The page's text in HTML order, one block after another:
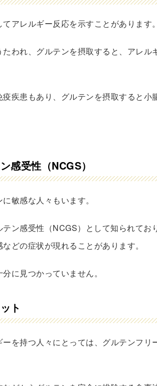
アレルギー反応を示すことがあります。
われ、グルテンを摂取すると、アレル
疾患もあり、グルテンを摂取すると小
感受性（NCGS）
敏感な人々もいます。
ン感受性（NCGS）として知られてお
どの症状が現れることがあります。
に見つかっていません。
ト
を持つ人々にとっては、グルテンフリ